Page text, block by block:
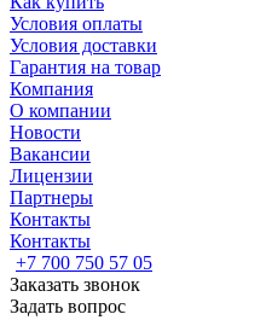
Условия оплаты
Условия доставки
Гарантия на товар
Компания
О компании
Новости
Вакансии
Лицензии
Партнеры
Контакты
Контакты
+7 700 750 57 05
Заказать звонок
Задать вопрос